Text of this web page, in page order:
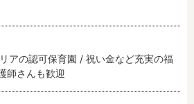
の認可保育園 / 祝い金など充実の福
師さんも歓迎